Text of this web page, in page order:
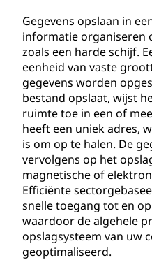
Gegevens opslaan in
informatie organiseren
zoals een harde schijf.
eenheid van vaste
gegevens worden
bestand opslaat, wijst
ruimte toe in een of
heeft een uniek adres,
is om op te halen. De
vervolgens op het
magnetische of
Efficiënte
snelle toegang tot en
waardoor de algehele
opslagsysteem van uw
geoptimaliseerd.